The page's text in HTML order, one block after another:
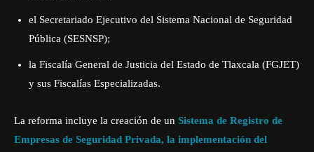
el Secretariado Ejecutivo del Sistema Nacional de Seguridad
Pública (SESNSP);
la Fiscalía General de Justicia del Estado de Tlaxcala (FGJET)
y sus Fiscalías Especializadas.
La reforma incluye la creación de un Sistema de Registro de
Empresas de Seguridad Privada, la implementación del